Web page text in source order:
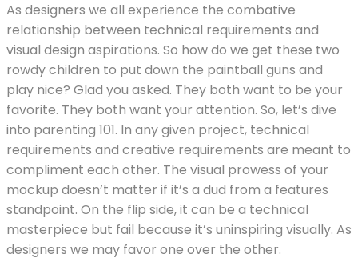
As designers we all experience the combative
relationship between technical requirements and
visual design aspirations. So how do we get these two
rowdy children to put down the paintball guns and
play nice? Glad you asked. They both want to be your
favorite. They both want your attention. So, let’s dive
into parenting 101. In any given project, technical
requirements and creative requirements are meant to
compliment each other. The visual prowess of your
mockup doesn’t matter if it’s a dud from a features
standpoint. On the flip side, it can be a technical
masterpiece but fail because it’s uninspiring visually. As
designers we may favor one over the other.